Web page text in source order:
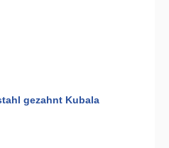
gezahnt Kubala